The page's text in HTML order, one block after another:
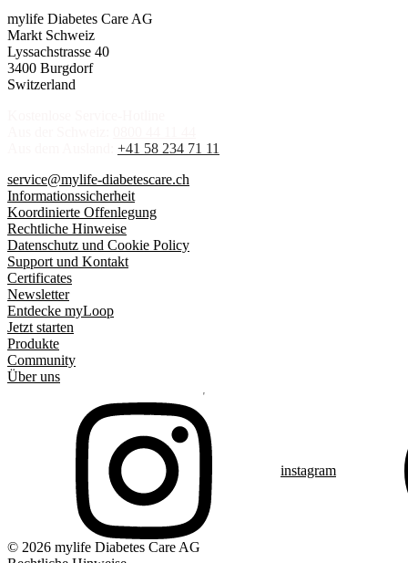
mylife Diabetes Care AG
Markt Schweiz
Lyssachstrasse 40
3400 Burgdorf
Switzerland
+41 58 234 71 11
service@mylife-diabetescare.ch
Informationssicherheit
Koordinierte Offenlegung
Rechtliche Hinweise
Datenschutz und Cookie Policy
Support und Kontakt
Certificates
Newsletter
Entdecke myLoop
Jetzt starten
Produkte
Community
Über uns
instagram
© 2026 mylife Diabetes Care AG